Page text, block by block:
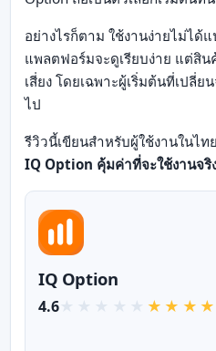
อย่างไรก็ตาม ใช้งานง่ายไม่ได้
แพลตฟอร์มจะดูเรียบง่าย แต่สิน
เสี่ยง โดยเฉพาะผู้เริ่มต้นที่เปลี่ย
ไป
รีวิวนี้เขียนสำหรับผู้ใช้งานในไ
IQ Option คุ้มค่าที่จะใช้งานจริ
ภาพรวมโบรกเกอร์
IQ Option
4.6